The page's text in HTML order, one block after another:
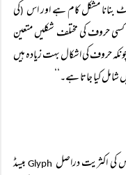
بنانا مشکل کام ہے اور اس (کی
حروف کی مختلف شکلیں متعین
حروف کی اشکال بہت زیادہ ہیں
کیا جاتا ہے۔‘‘
کی اکثریت دراصل
بیسڈ